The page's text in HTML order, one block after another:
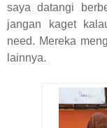
saya datangi
jangan kaget
need. Mereka
lainnya.